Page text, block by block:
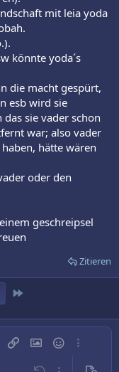
mit leia yoda
könnte yoda´s
die macht gespürt,
esb wird sie
sie vader schon
war; also vader
hätte wären
oder den
geschreipsel
Zitieren
Liste
Link einfügen
Bild einfügen
SmileysWeitere…